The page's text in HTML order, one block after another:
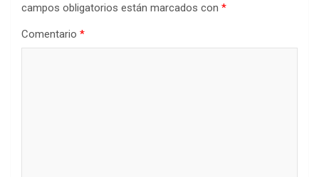
campos obligatorios están marcados con *
Comentario *